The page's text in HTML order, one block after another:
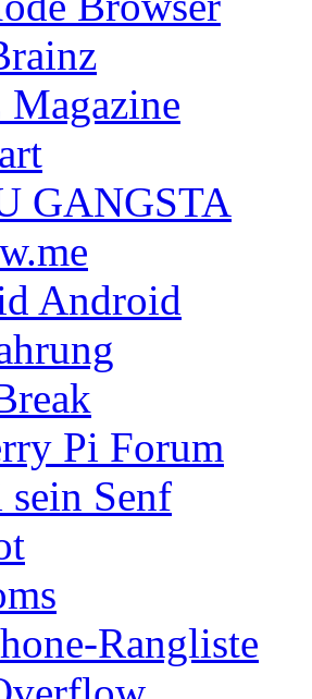
GANGSTA
Android
Pi Forum
sein Senf
Rangliste